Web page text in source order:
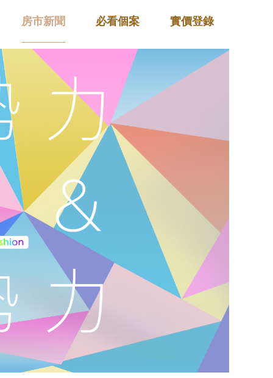
房市新聞 必看個案 實價登錄